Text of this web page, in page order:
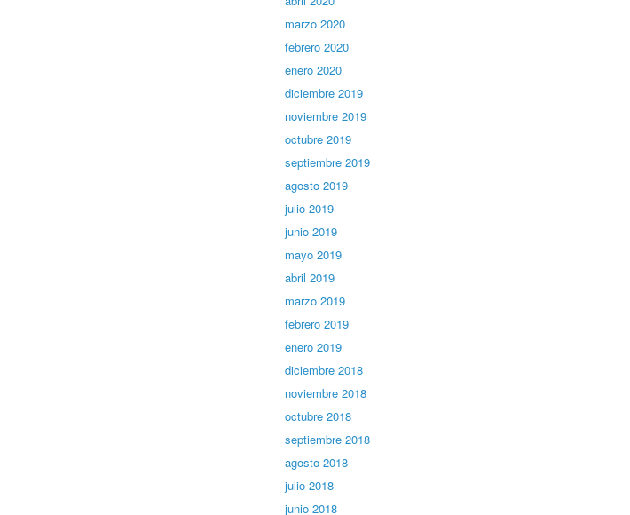
marzo 2020
febrero 2020
enero 2020
diciembre 2019
noviembre 2019
octubre 2019
septiembre 2019
agosto 2019
julio 2019
junio 2019
mayo 2019
abril 2019
marzo 2019
febrero 2019
enero 2019
diciembre 2018
noviembre 2018
octubre 2018
septiembre 2018
agosto 2018
julio 2018
junio 2018